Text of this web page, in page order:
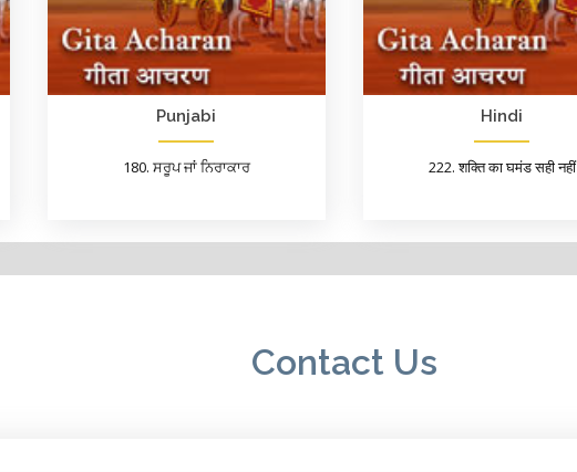
Punjabi
180. ਸਰੂਪ ਜਾਂ ਨਿਰਾਕਾਰ
Hindi
222. शक्ति का घमंड सही नहीं
Contact Us